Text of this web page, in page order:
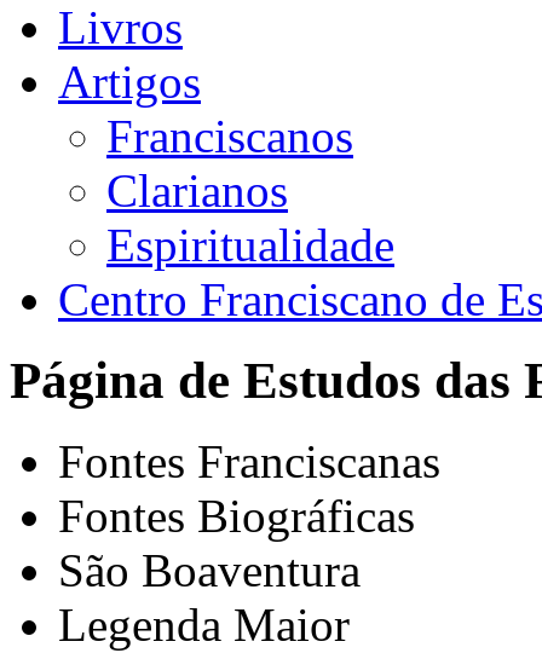
Livros
Artigos
Franciscanos
Clarianos
Espiritualidade
Centro Franciscano de
Página de Estudos das
Fontes Franciscanas
Fontes Biográficas
São Boaventura
Legenda Maior